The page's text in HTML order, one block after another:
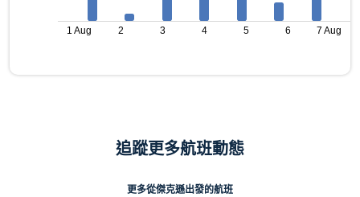
1 Aug 2 3 4 5 6 7 Aug
追蹤更多航班動態
更多從傑克遜出發的航班